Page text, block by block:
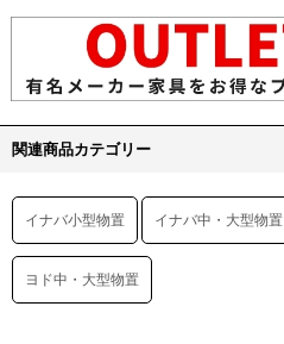
関連商品カテゴリー
イナバ小型物置 イナバ中・大型物置
ヨド中・大型物置